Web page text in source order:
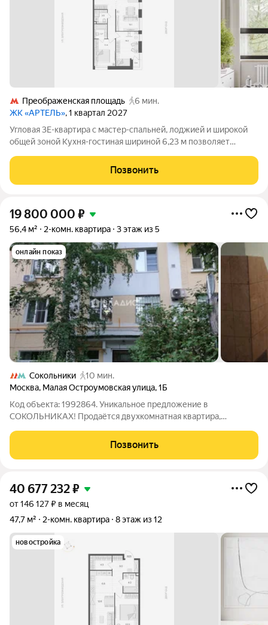
Преображенская площадь
6 мин.
ЖК «АРТЕЛЬ», 1 квартал 2027
Угловая 3Е-квартира с мастер-спальней, лоджией и широкой
общей зоной Кухня-гостиная шириной 6,23 м позволяет
Угловая спальня на 2 окна и лоджия усиливают ощущение
Позвонить
19 800 000 ₽
56,4 м² 2-комн. квартира 3 этаж из 5
онлайн показ
Сокольники
10 мин.
Москва, Малая Остроумовская улица,1Б
Код объекта: 1992864. Уникальное предложение в
СОКОЛЬНИКАХ! Продаётся двухкомнатная квартира,
Квартира находится в кирпичном доме 1924 года постройки.
Общая площадь -56,4 кв.м. Большая кухня,
Позвонить
40 677 232₽
от 146 127 ₽ в месяц
47,7 м²
2-комн. квартира 8 этаж из 12
новостройка